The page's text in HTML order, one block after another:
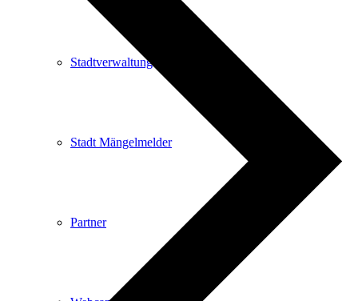
Stadtverwaltung
Stadt Mängelmelder
Partner